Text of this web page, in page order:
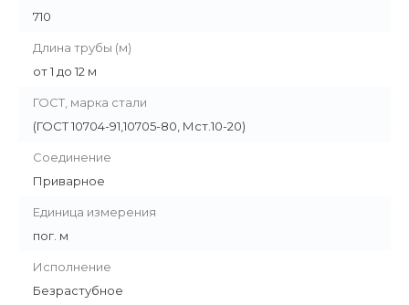
710
Длина трубы (м)
от 1 до 12 м
ГОСТ, марка стали
(ГОСТ 10704-91,10705-80, Мст.10-20)
Соединение
Приварное
Единица измерения
пог. м
Исполнение
Безрастубное